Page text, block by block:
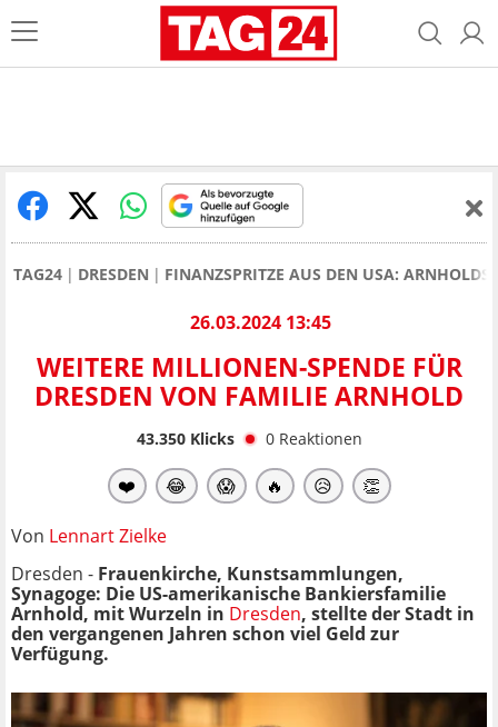
TAG24 DRESDEN FINANZSPRITZE AUS DEN USA:
26.03.2024 13:45
WEITERE MILLIONEN-SPENDE FÜR
DRESDEN VON FAMILIE ARNHOLD
43.350Klicks 0 Reaktionen
❤️ 😂 😱 🔥 😥 👏
Von Lennart Zielke
Dresden - Frauenkirche, Kunstsammlungen,
Synagoge: Die US-amerikanische Bankiersfamilie
Arnhold, mit Wurzeln in Dresden, stellte der Stadt in
den vergangenen Jahren schon viel Geld zur
Verfügung.